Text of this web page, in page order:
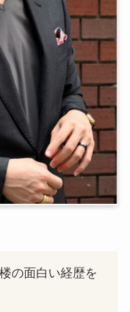
の面白い経歴を